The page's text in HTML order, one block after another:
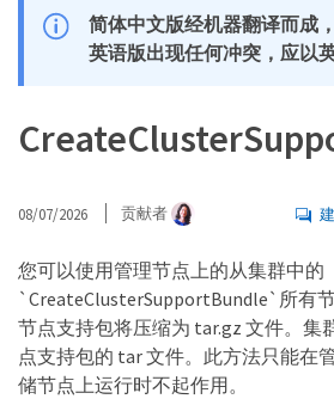
简体中文版经机器翻译而成
英语版出现任何冲突，应以
08/07/2026 贡献者
您可以使用管理节点上的从集群中的
`CreateClusterSupportBundle`所有
节点支持包将压缩为 tar.gz 文件。集
点支持包的 tar 文件。此方法只能在
储节点上运行时不起作用。